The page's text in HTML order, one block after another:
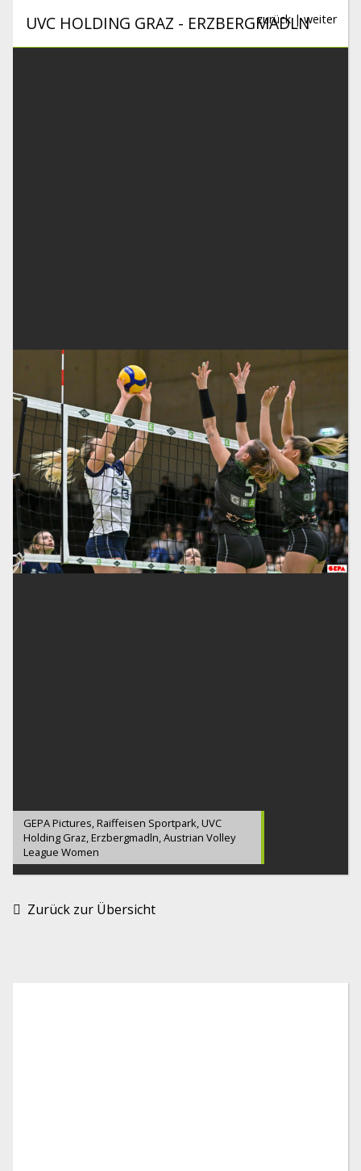
UVC HOLDING GRAZ - ERZBERGMADLN
zurück|weiter
GEPA Pictures, Raiffeisen Sportpark, UVC
Holding Graz, Erzbergmadln, Austrian Volley
League Women
Zurück zur Übersicht